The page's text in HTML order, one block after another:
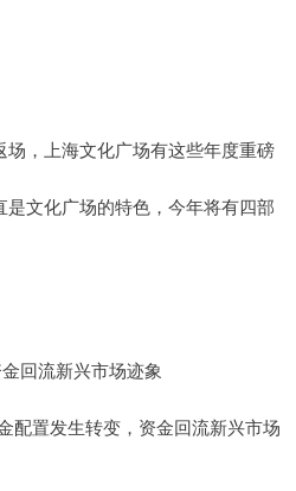
场，上海文化广场有这些年度重磅
文化广场的特色，今年将有四部
回流新兴市场迹象
配置发生转变，资金回流新兴市场